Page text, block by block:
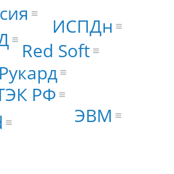
Рукард
Red Soft
РФ
ИСПДн
ЭВМ